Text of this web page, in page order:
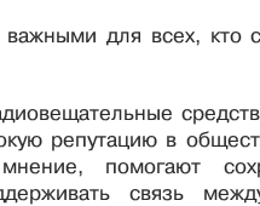
для всех, кто
репутацию в
помогают
связь